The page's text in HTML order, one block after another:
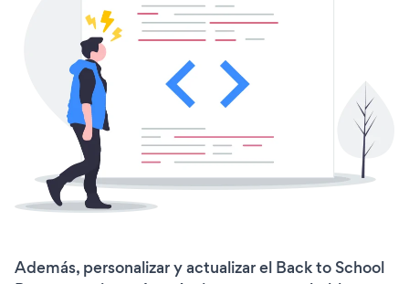
Además, personalizar y actualizar el Back to School